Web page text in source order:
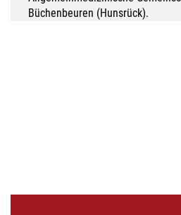
Büchenbeuren (Hunsrück).